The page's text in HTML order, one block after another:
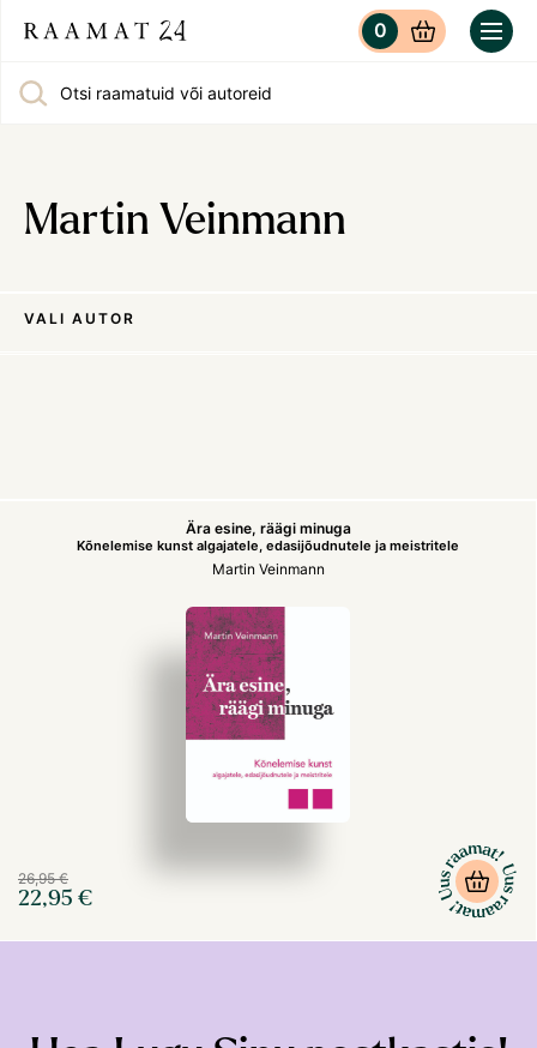
Otsi raamatuid või autoreid
0
Martin Veinmann
VALI AUTOR
Ära esine, räägi minuga
Kõnelemise kunst algajatele, edasijõudnutele ja meistritele
Martin Veinmann
26,95 €
22,95 €